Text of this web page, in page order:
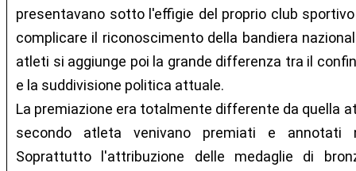
presentavano sotto l'effigie del proprio club
complicare il riconoscimento della bandiera
atleti si aggiunge poi la grande differenza tra il
e la suddivisione politica attuale.
La premiazione era totalmente differente da quella
secondo atleta venivano premiati e annotati
Soprattutto l'attribuzione delle medaglie di